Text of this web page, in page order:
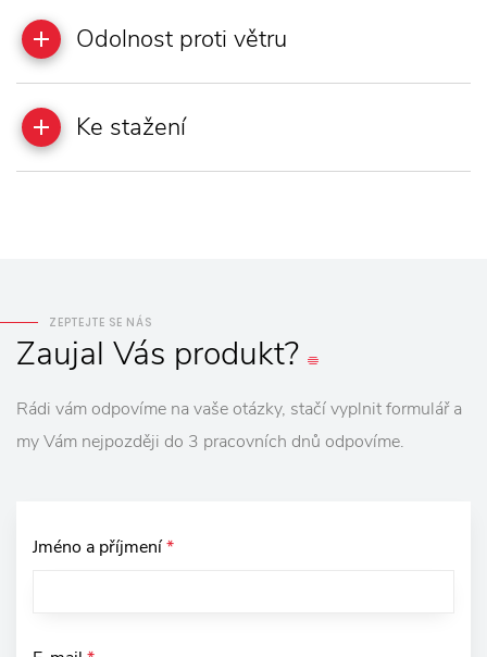
Odolnost proti větru
Ke stažení
ZEPTEJTE SE NÁS
Zaujal Vás produkt?
Rádi vám odpovíme na vaše otázky, stačí vyplnit formulář a
my Vám nejpozději do 3 pracovních dnů odpovíme.
Jméno a příjmení*